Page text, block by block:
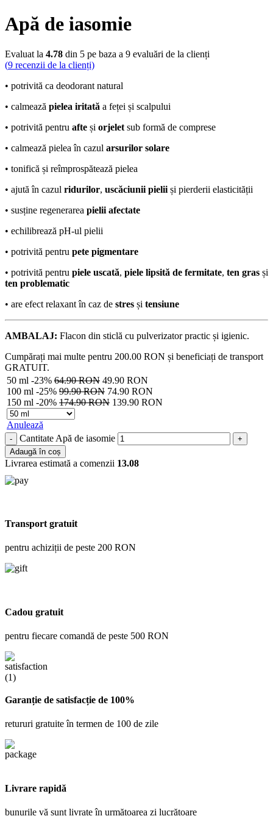
Apă de iasomie
Evaluat la 4.78 din 5 pe baza a 9 evaluări de la clienți
(9 recenzii de la clienți)
• potrivită ca deodorant natural
• calmează pielea iritată a feței și scalpului
• potrivită pentru afte și orjelet sub formă de comprese
• calmează pielea în cazul arsurilor solare
• tonifică și reîmprospătează pielea
• ajută în cazul ridurilor, uscăciunii pielii și pierderii elasticității
• susține regenerarea pielii afectate
• echilibrează pH-ul pielii
• potrivită pentru pete pigmentare
• potrivită pentru piele uscată, piele lipsită de fermitate, ten gras și
ten problematic
• are efect relaxant în caz de stres și tensiune
AMBALAJ: Flacon din sticlă cu pulverizator practic și igienic.
Cumpărați mai multe pentru 200.00 RON și beneficiați de transport
GRATUIT.
50 ml -23% 64.90RON 49.90 RON
100 ml -25% 99.90RON 74.90 RON
150 ml -20% 174.90RON 139.90 RON
Anulează
Cantitate Apă de iasomie
Adaugă în coș
Livrarea estimată a comenzii 13.08
Transport gratuit
pentru achiziții de peste 200 RON
Cadou gratuit
pentru fiecare comandă de peste 500 RON
Garanție de satisfacție de 100%
retururi gratuite în termen de 100 de zile
Livrare rapidă
bunurile vă sunt livrate în următoarea zi lucrătoare